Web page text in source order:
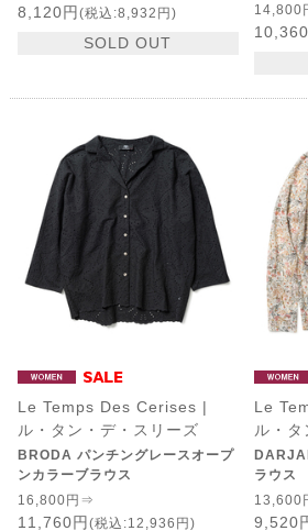
8,120円(税込:8,932円)
SOLD OUT
14,800
Le Temps Des Cerises |
ル・タン・デ・スリーズ
BRODA パンチングレースオープ
ンカラーブラウス
16,800円⇒
11,760円(税込:12,936円)
Le
ル・
ラウス
13,600
9,520